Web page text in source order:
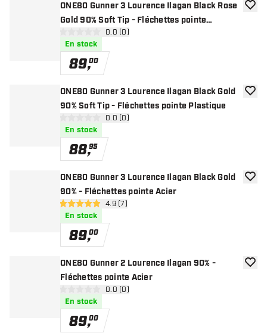
ONE80 Gunner 3 Lourence Ilagan Black Rose
Gold 90% Soft Tip - Fléchettes pointe
ouvrir le panneau des avis
0 étoiles de notation
0.0 (0)
En stock
89,00
ONE80 Gunner 3 Lourence Ilagan Black Gold
90% Soft Tip - Fléchettes pointe Plastique
ouvrir le panneau des avis
0 étoiles de notation
0.0 (0)
En stock
88,95
ONE80 Gunner 3 Lourence Ilagan Black Gold
90% - Fléchettes pointe Acier
ouvrir le panneau des avis
4.9 étoiles de notation
4.9 (7)
En stock
89,00
ONE80 Gunner 2 Lourence Ilagan 90% -
Fléchettes pointe Acier
ouvrir le panneau des avis
0 étoiles de notation
0.0 (0)
En stock
89,00